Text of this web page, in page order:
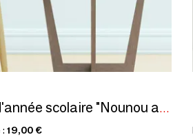
Cadeau de fin d'année scolaire "Nounou au top" - Décoration Murale
19,00 €